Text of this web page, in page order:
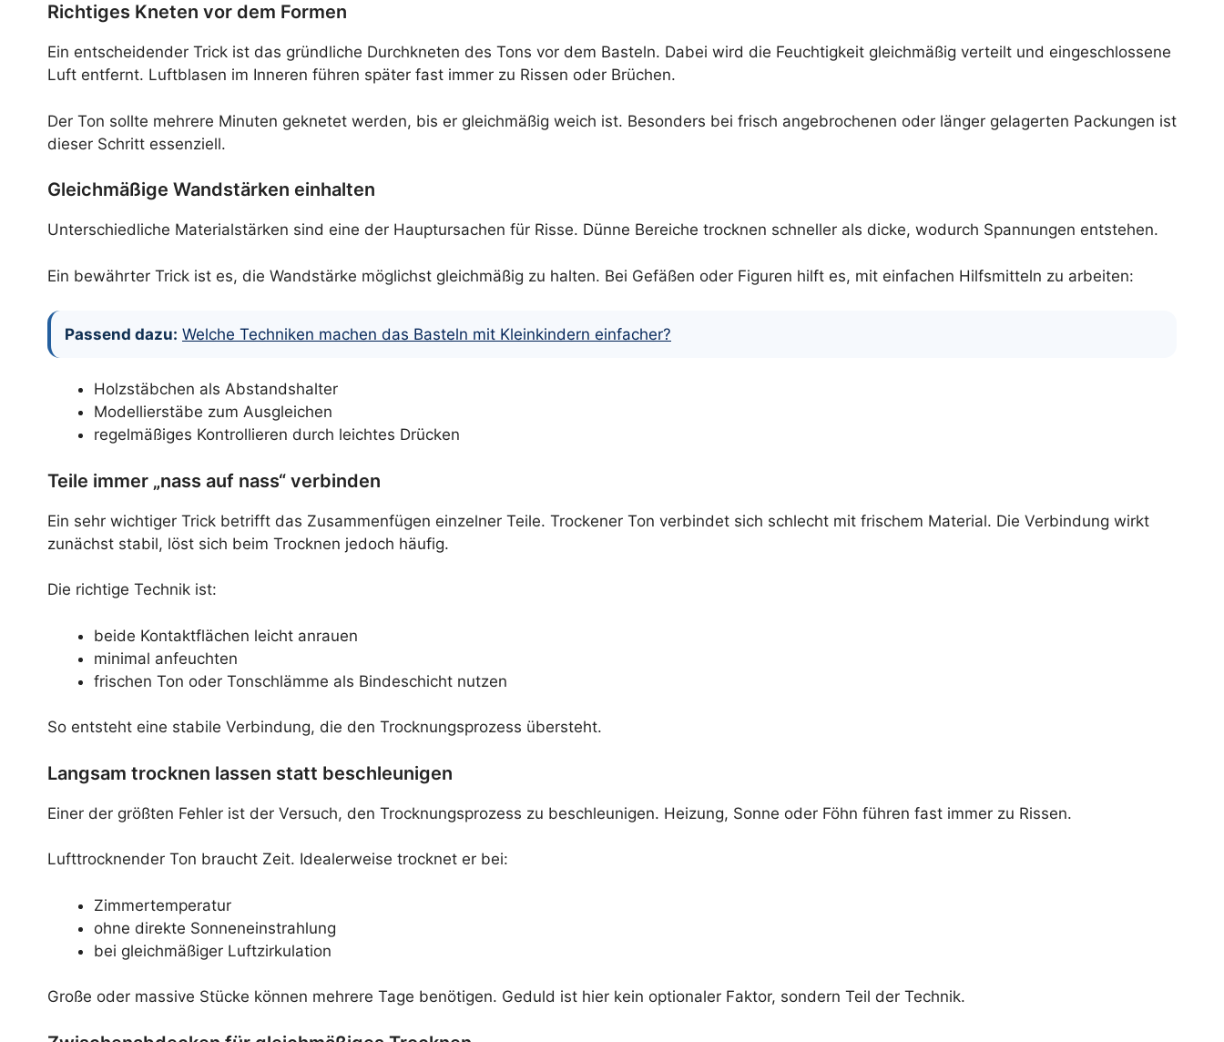
Richtiges Kneten vor dem Formen
Ein entscheidender Trick ist das gründliche Durchkneten des Tons vor dem Basteln. Dabei wird die Feuchtigkeit gleichmäßig verteilt und eingeschlossene
Luft entfernt. Luftblasen im Inneren führen später fast immer zu Rissen oder Brüchen.
Der Ton sollte mehrere Minuten geknetet werden, bis er gleichmäßig weich ist. Besonders bei frisch angebrochenen oder länger gelagerten Packungen ist
dieser Schritt essenziell.
Gleichmäßige Wandstärken einhalten
Unterschiedliche Materialstärken sind eine der Hauptursachen für Risse. Dünne Bereiche trocknen schneller als dicke, wodurch Spannungen entstehen.
Ein bewährter Trick ist es, die Wandstärke möglichst gleichmäßig zu halten. Bei Gefäßen oder Figuren hilft es, mit einfachen Hilfsmitteln zu arbeiten:
Passend dazu: Welche Techniken machen das Basteln mit Kleinkindern einfacher?
Holzstäbchen als Abstandshalter
Modellierstäbe zum Ausgleichen
regelmäßiges Kontrollieren durch leichtes Drücken
Teile immer „nass auf nass“ verbinden
Ein sehr wichtiger Trick betrifft das Zusammenfügen einzelner Teile. Trockener Ton verbindet sich schlecht mit frischem Material. Die Verbindung wirkt
zunächst stabil, löst sich beim Trocknen jedoch häufig.
Die richtige Technik ist:
beide Kontaktflächen leicht anrauen
minimal anfeuchten
frischen Ton oder Tonschlämme als Bindeschicht nutzen
So entsteht eine stabile Verbindung, die den Trocknungsprozess übersteht.
Langsam trocknen lassen statt beschleunigen
Einer der größten Fehler ist der Versuch, den Trocknungsprozess zu beschleunigen. Heizung, Sonne oder Föhn führen fast immer zu Rissen.
Lufttrocknender Ton braucht Zeit. Idealerweise trocknet er bei:
Zimmertemperatur
ohne direkte Sonneneinstrahlung
bei gleichmäßiger Luftzirkulation
Große oder massive Stücke können mehrere Tage benötigen. Geduld ist hier kein optionaler Faktor, sondern Teil der Technik.